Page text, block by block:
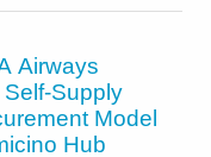
Airways
Self-Supply
Model
Hub